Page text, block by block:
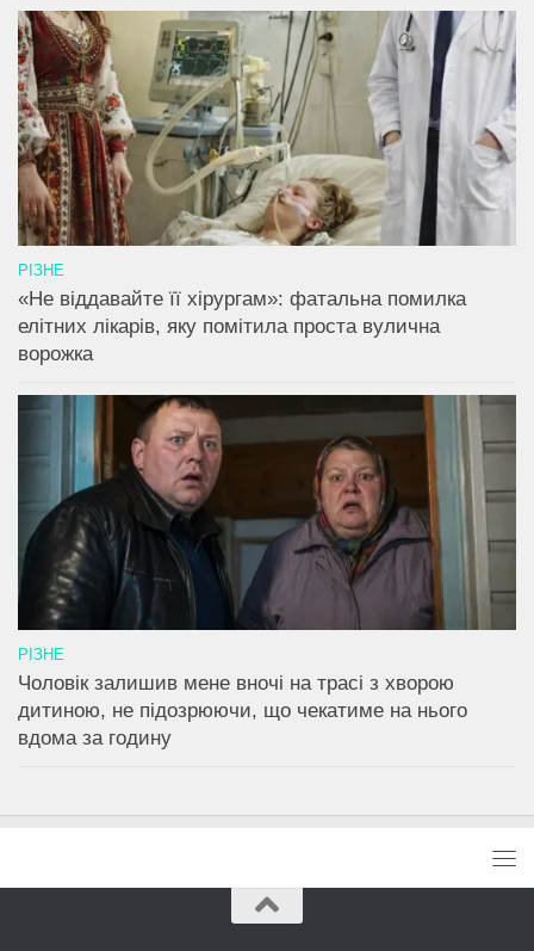
РІЗНЕ
«Не віддавайте її хірургам»: фатальна помилка
елітних лікарів, яку помітила проста вулична
ворожка
РІЗНЕ
Чоловік залишив мене вночі на трасі з хворою
дитиною, не підозрюючи, що чекатиме на нього
вдома за годину